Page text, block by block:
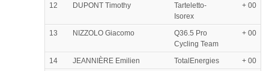
12 DUPONT Timothy
Tarteletto-
Isorex
+ 00
13 NIZZOLO Giacomo
Q36.5 Pro
Cycling Team
+ 00
14 JEANNIÈRE Emilien TotalEnergies
+ 00